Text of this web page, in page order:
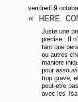
vendredi 9
« HERE
Juste une
precise : Il
tant que
ou autres
maniere
pour
trop grave,
peut-etre
avec les